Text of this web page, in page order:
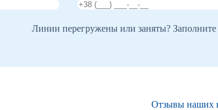
Линии перегружены или заняты?
Отзывы наших